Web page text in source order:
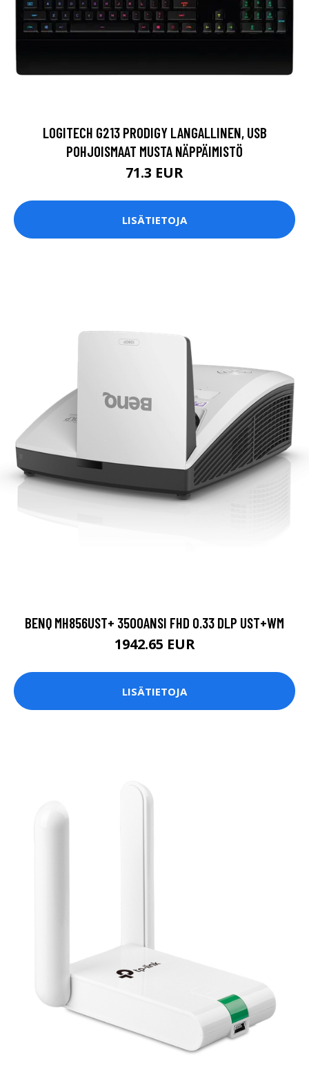
LOGITECH G213 PRODIGY LANGALLINEN, USB
POHJOISMAAT MUSTA NÄPPÄIMISTÖ
71.3 EUR
LISÄTIETOJA
BENQ MH856UST+ 3500ANSI FHD 0.33 DLP UST+WM
1942.65 EUR
LISÄTIETOJA